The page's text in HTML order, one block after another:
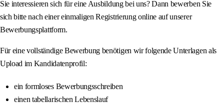
Sie interessieren sich für eine Ausbildung bei uns? Dann bewerben Sie
sich bitte nach einer einmaligen Registrierung online auf unserer
Bewerbungsplattform.
Für eine vollständige Bewerbung benötigen wir folgende Unterlagen als
Upload im Kandidatenprofil:
ein formloses Bewerbungsschreiben
einen tabellarischen Lebenslauf